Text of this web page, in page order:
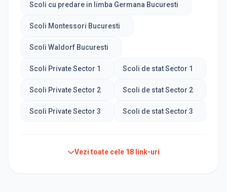
Scoli cu predare in limba Germana Bucuresti
Scoli Montessori Bucuresti
Scoli Waldorf Bucuresti
Scoli Private Sector 1 Scoli de stat Sector 1
Scoli Private Sector 2 Scoli de stat Sector 2
Scoli Private Sector 3 Scoli de stat Sector 3
Vezi toate cele 18 link-uri